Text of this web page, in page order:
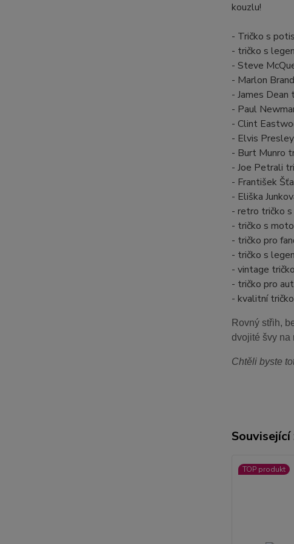
kouzlu!
- Tričko s
- tričko s
- Steve
- Marlon
- James Dean
- Paul
- Clint
- Elvis
- Burt Munro
- Joe Petrali
- František
- Eliška
- retro tričko
- tričko s
- tričko pro
- tričko s
- vintage
- tričko pro
- kvalitní
Rovný střih,
dvojité švy na
Chtěli byste
TOP produkt